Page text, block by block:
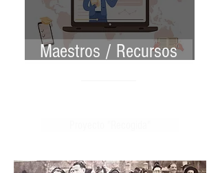
Maestros / Recursos